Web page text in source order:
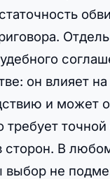
он влияет
и может
требует
сторон. В
выбор не